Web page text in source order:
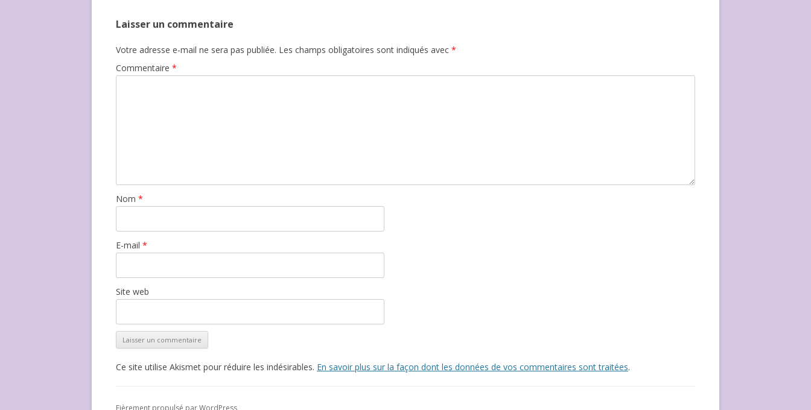
Laisser un commentaire
Votre adresse e-mail ne sera pas publiée. Les champs obligatoires sont indiqués avec *
Commentaire *
Nom *
E-mail *
Site web
Ce site utilise Akismet pour réduire les indésirables. En savoir plus sur la façon dont les données de vos commentaires sont traitées.